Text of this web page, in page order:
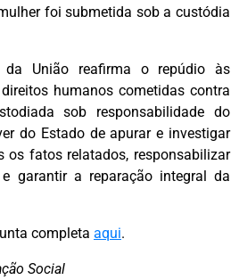
foi submetida sob a custódia
da União reafirma o repúdio às
humanos cometidas contra
sob responsabilidade do
do Estado de apurar e investigar
os fatos relatados, responsabilizar
garantir a reparação integral da
completa aqui.
Social